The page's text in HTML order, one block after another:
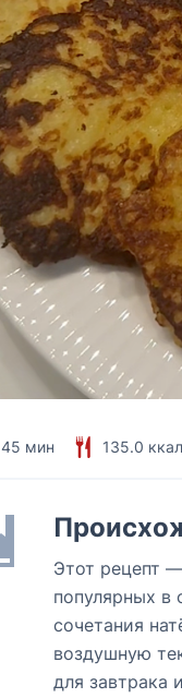
45 мин 135.0 ккал
Этот рецепт
популярных в
сочетания
воздушную
для завтрака